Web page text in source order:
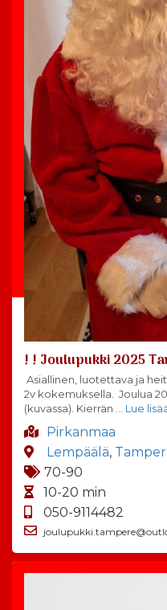
! ! Joulupukki 2025
Asiallinen, luotettava ja
2v kokemuksella. Joulua
(kuvassa). Kierrän … Lue
Pirkanmaa
Lempäälä,
70-90
10-20 min
050-9114482